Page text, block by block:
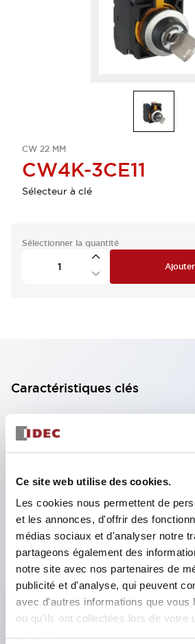
Ce site web utilise des cookies.
Les cookies nous permettent de
et les annonces, d'offrir des
médias sociaux et d'analyser notre
partageons également des
notre site avec nos partenaires de
publicité et d'analyse, qui peuvent
avec d'autres informations que vous
ou qu'ils ont collectées lors de votre
CW 22 MM
CW4K-3CE11
Sélecteur à clé
Sélectionner la quantité
Caractéristiques clés
Bloc de contact à 2 étages
permettant une configuration à
Profondeur du panneau de 39,9
contact à 11 étages), 59,9 mm
22 étages). Conception peu
possible.
Structure de sécurité de 3e
déclenchement à 2 actions,
structure de protection des